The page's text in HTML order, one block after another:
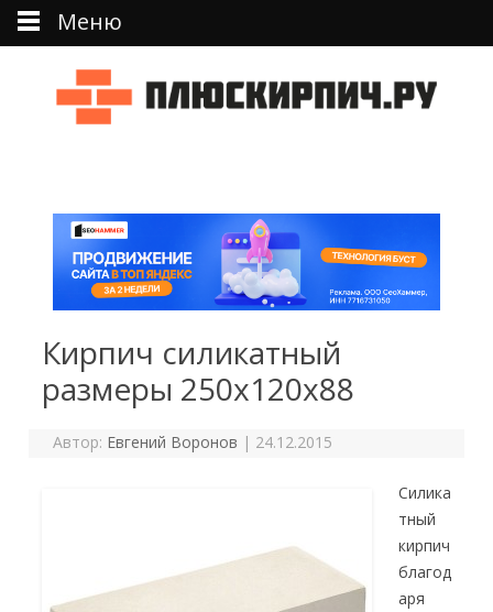
Кирпич силикатный
размеры 250х120х88
Автор: Евгений Воронов | 24.12.2015
Силика
тный
кирпич
благод
аря
Меню